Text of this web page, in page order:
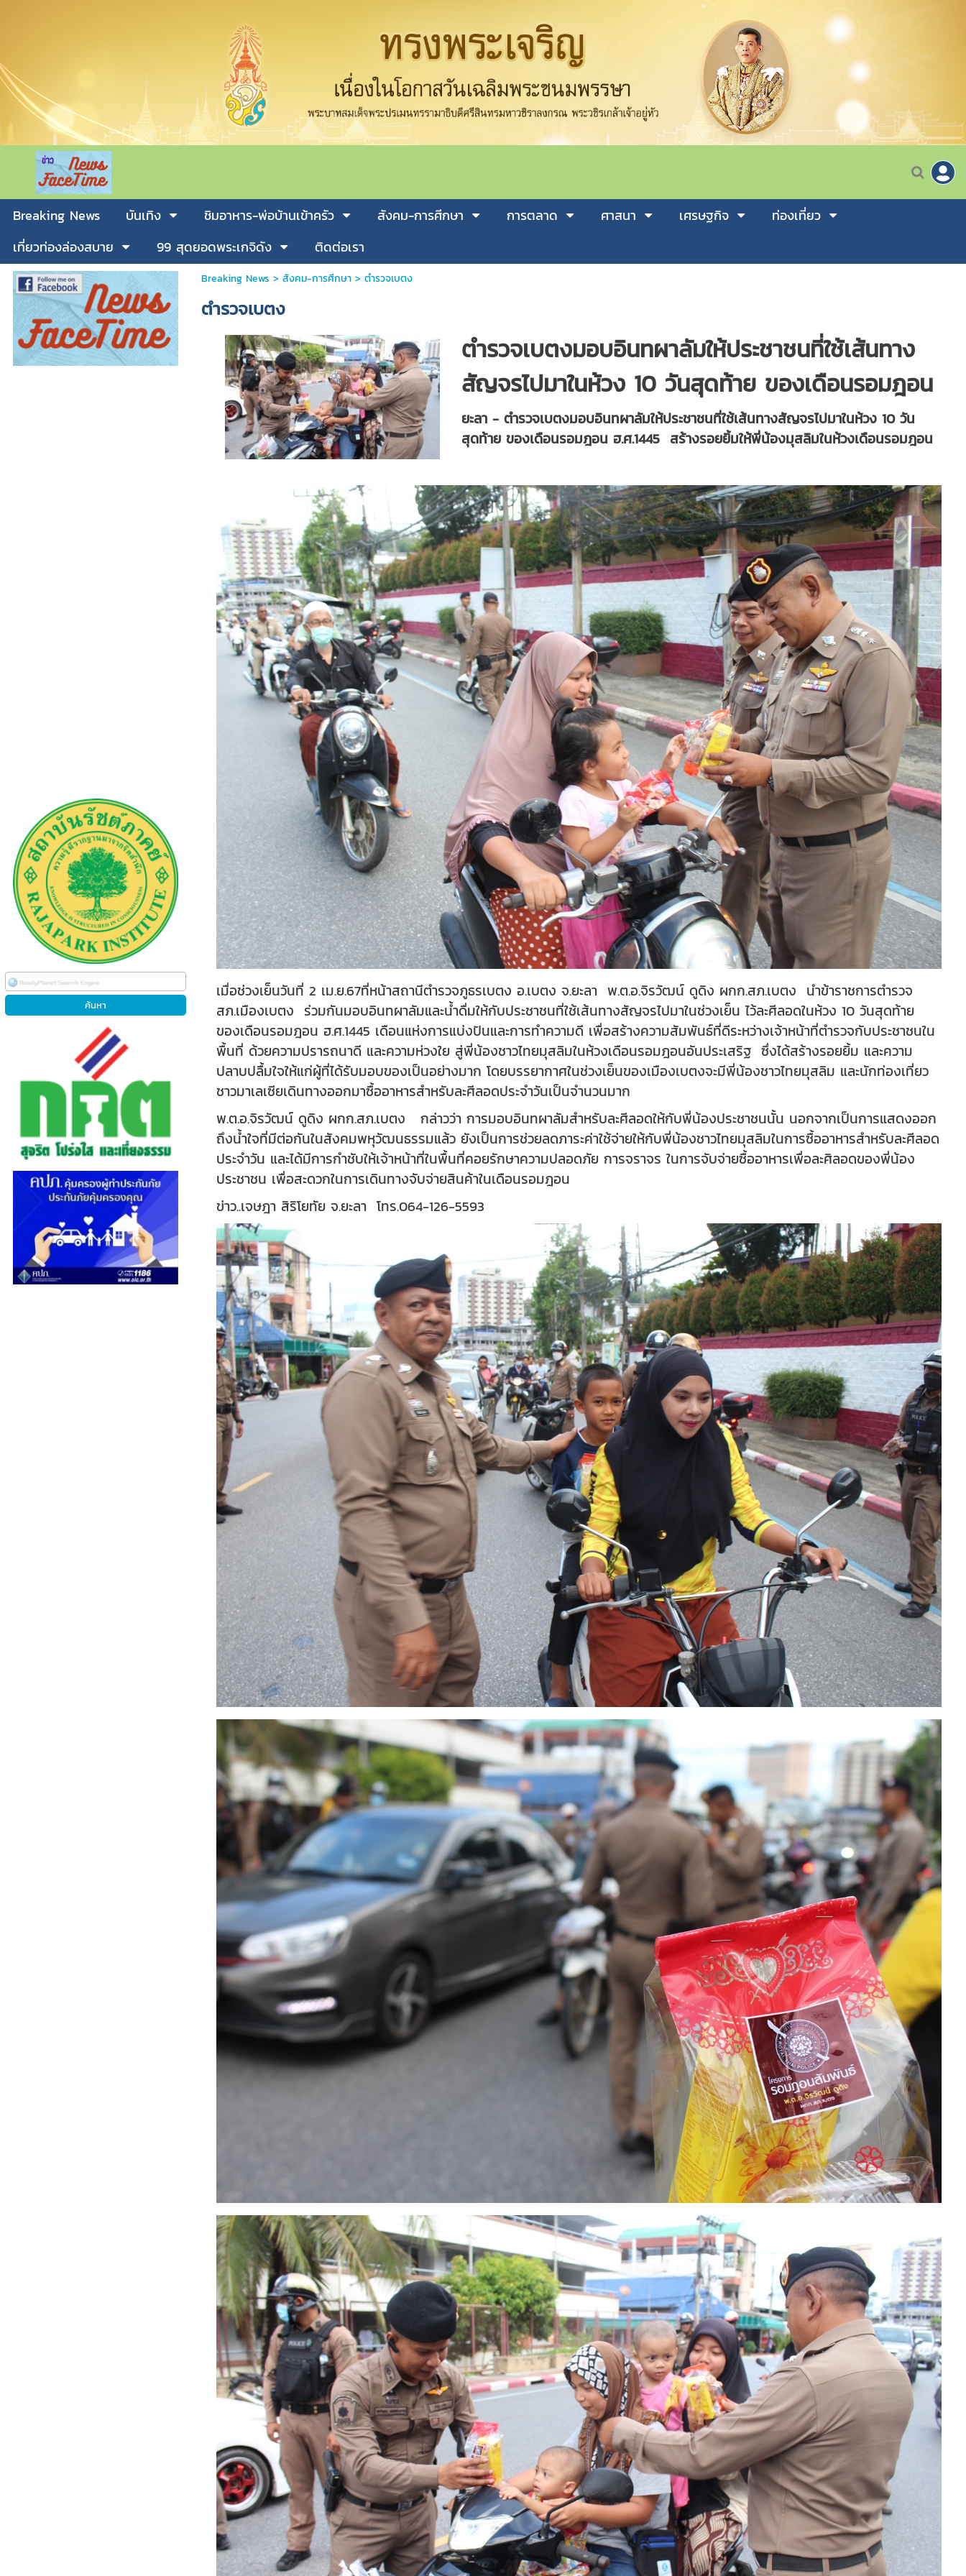
Breaking News บันเทิง ชิมอาหาร-พ่อบ้านเข้าครัว สังคม-การศีกษา การตลาด ศาสนา เศรษฐกิจ
ท่องเที่ยว
เที่ยวท่องล่องสบาย
99 สุดยอดพระเกจิดัง ติดต่อเรา
Breaking News > สังคม-การศีกษา> ตำรวจเบตง
ตำรวจเบตง
ตำรวจเบตงมอบอินทผาลัมให้ประชาชนที่ใช้เส้นทาง
สัญจรไปมาในห้วง 10 วันสุดท้าย ของเดือนรอมฎอน
ยะลา - ตำรวจเบตงมอบอินทผาลัมให้ประชาชนที่ใช้เส้นทางสัญจรไปมาในห้วง 10 วัน
สุดท้าย ของเดือนรอมฎอน ฮ.ศ.1445 สร้างรอยยิ้มให้พี่น้องมุสลิมในห้วงเดือนรอมฎอน
เมื่อช่วงเย็นวันที่ 2 เม.ย.67ที่หน้าสถานีตำรวจภูธรเบตง อ.เบตง จ.ยะลา พ.ต.อ.จิรวัฒน์ ดูดิง ผกก.สภ.เบตง นำข้าราชการตำรวจ
สภ.เมืองเบตง ร่วมกันมอบอินทผาลัมและน้ำดื่มให้กับประชาชนที่ใช้เส้นทางสัญจรไปมาในช่วงเย็น ไว้ละศีลอดในห้วง 10 วันสุดท้าย
ของเดือนรอมฎอน ฮ.ศ.1445 เดือนแห่งการแบ่งปันและการทำความดี เพื่อสร้างความสัมพันธ์ที่ดีระหว่างเจ้าหน้าที่ตำรวจกับประชาชนใน
พื้นที่ ด้วยความปรารถนาดี และความห่วงใย สู่พี่น้องชาวไทยมุสลิมในห้วงเดือนรอมฎอนอันประเสริฐ ซึ่งได้สร้างรอยยิ้ม และความ
ปลาบปลื้มใจให้แก่ผู้ที่ได้รับมอบของเป็นอย่างมาก โดยบรรยากาศในช่วงเย็นของเมืองเบตงจะมีพี่น้องชาวไทยมุสลิม และนักท่องเที่ยว
ชาวมาเลเซียเดินทางออกมาซื้ออาหารสำหรับละศีลอดประจำวันเป็นจำนวนมาก
พ.ต.อ.จิรวัฒน์ ดูดิง ผกก.สภ.เบตง กล่าวว่า การมอบอินทผาลัมสำหรับละศีลอดให้กับพี่น้องประชาชนนั้น นอกจากเป็นการแสดงออก
ถึงน้ำใจที่มีต่อกันในสังคมพหุวัฒนธรรมแล้ว ยังเป็นการช่วยลดภาระค่าใช้จ่ายให้กับพี่น้องชาวไทยมุสลิมในการซื้ออาหารสำหรับละศีลอด
ประจำวัน และได้มีการกำชับให้เจ้าหน้าที่ในพื้นที่คอยรักษาความปลอดภัย การจราจร ในการจับจ่ายซื้ออาหารเพื่อละศิลอดของพี่น้อง
ประชาชน เพื่อสะดวกในการเดินทางจับจ่ายสินค้าในเดือนรอมฎอน
ข่าว..เจษฎา สิริโยทัย จ.ยะลาโทร.064-126-5593